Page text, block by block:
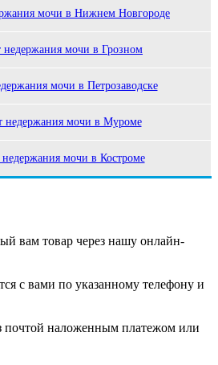
мочи в Нижнем Новгороде
недержания мочи в Грозном
мочи в Петрозаводске
недержания мочи в Муроме
мочи в Костроме
вам товар через нашу онлайн-
с вами по указанному телефону и
почтой наложенным платежом или